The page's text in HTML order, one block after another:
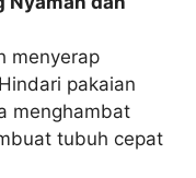
menyerap
pakaian
menghambat
tubuh cepat